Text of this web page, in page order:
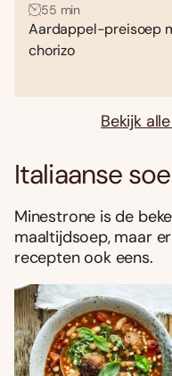
55 min
Aardappel-preisoep
chorizo
Bekijk
Italiaanse
Minestrone is de
maaltijdsoep, maar
recepten ook eens.